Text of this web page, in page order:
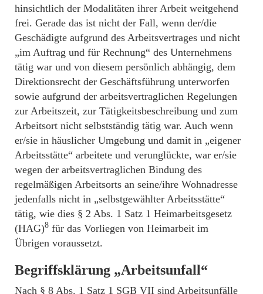
hinsichtlich der Modalitäten ihrer Arbeit weitgehend
frei. Gerade das ist nicht der Fall, wenn der/die
Geschädigte aufgrund des Arbeitsvertrages und nicht
„im Auftrag und für Rechnung“ des Unternehmens
tätig war und von diesem persönlich abhängig, dem
Direktionsrecht der Geschäftsführung unterworfen
sowie aufgrund der arbeitsvertraglichen Regelungen
zur Arbeitszeit, zur Tätigkeitsbeschreibung und zum
Arbeitsort nicht selbstständig tätig war. Auch wenn
er/sie in häuslicher Umgebung und damit in „eigener
Arbeitsstätte“ arbeitete und verunglückte, war er/sie
wegen der arbeitsvertraglichen Bindung des
regelmäßigen Arbeitsorts an seine/ihre Wohnadresse
jedenfalls nicht in „selbstgewählter Arbeitsstätte“
tätig, wie dies § 2 Abs. 1 Satz 1 Heimarbeitsgesetz
(HAG)8 für das Vorliegen von Heimarbeit im
Übrigen voraussetzt.
Begriffsklärung „Arbeitsunfall“
Nach § 8 Abs. 1 Satz 1 SGB VII sind Arbeitsunfälle